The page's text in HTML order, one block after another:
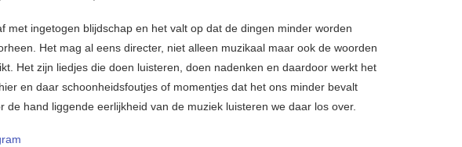
met ingetogen blijdschap en het valt op dat de dingen minder worden
Het mag al eens directer, niet alleen muzikaal maar ook de woorden
Het zijn liedjes die doen luisteren, doen nadenken en daardoor werkt het
en daar schoonheidsfoutjes of momentjes dat het ons minder bevalt
de hand liggende eerlijkheid van de muziek luisteren we daar los over.